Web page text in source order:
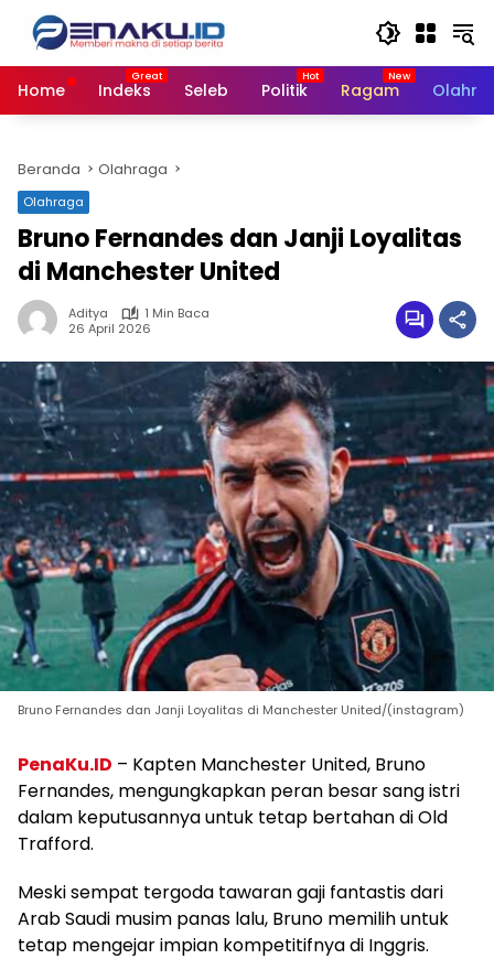
Langsung
konten
Home
Indeks Seleb Politik Ragam
Beranda Olahraga
Olahraga
Bruno Fernandes dan Janji Loyalitas
di Manchester United
Aditya
1 Min Baca
26 April 2026
Bruno Fernandes dan Janji Loyalitas di Manchester United/(instagram)
PenaKu.ID – Kapten Manchester United, Bruno
Fernandes, mengungkapkan peran besar sang istri
dalam keputusannya untuk tetap bertahan di Old
Trafford.
Meski sempat tergoda tawaran gaji fantastis dari
Arab Saudi musim panas lalu, Bruno memilih untuk
tetap mengejar impian kompetitifnya di Inggris.